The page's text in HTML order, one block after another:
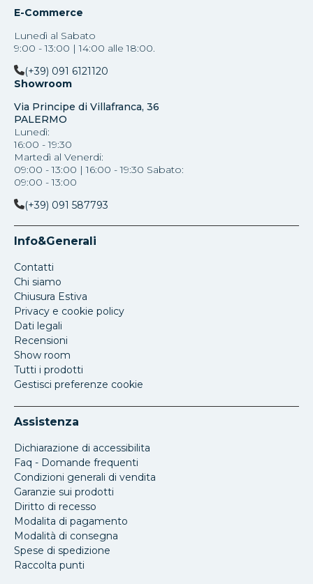
E-Commerce
Lunedì al Sabato
9:00 - 13:00 | 14:00 alle 18:00.
(+39) 091 6121120
Showroom
Via Principe di Villafranca, 36
PALERMO
Lunedì:
16:00 - 19:30
Martedì al Venerdi:
09:00 - 13:00 | 16:00 - 19:30 Sabato:
09:00 - 13:00
(+39) 091 587793
Info&Generali
Contatti
Chi siamo
Chiusura Estiva
Privacy e cookie policy
Dati legali
Recensioni
Show room
Tutti i prodotti
Gestisci preferenze cookie
Assistenza
Dichiarazione di accessibilita
Faq - Domande frequenti
Condizioni generali di vendita
Garanzie sui prodotti
Diritto di recesso
Modalita di pagamento
Modalità di consegna
Spese di spedizione
Raccolta punti